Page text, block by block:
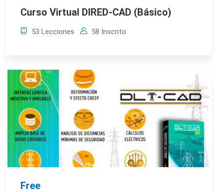
Curso Virtual DIRED-CAD (Básico)
53 Lecciones 58 Inscrito
Free